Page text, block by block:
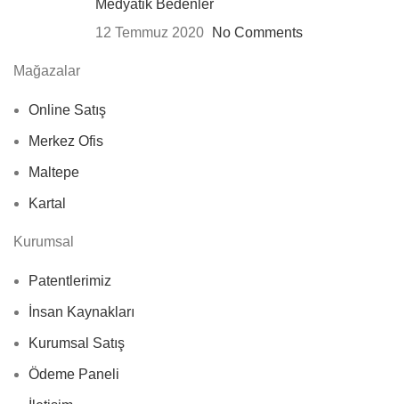
Medyatik Bedenler
12 Temmuz 2020
No Comments
Mağazalar
Online Satış
Merkez Ofis
Maltepe
Kartal
Kurumsal
Patentlerimiz
İnsan Kaynakları
Kurumsal Satış
Ödeme Paneli